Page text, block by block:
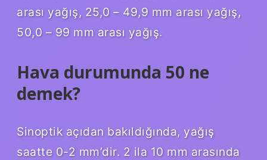
arası yağış, 25,0 – 49,9 mm arası yağış,
50,0 – 99 mm arası yağış.
Hava durumunda 50 ne
demek?
Sinoptik açıdan bakıldığında, yağış
saatte 0-2 mm’dir. 2 ila 10 mm arasında